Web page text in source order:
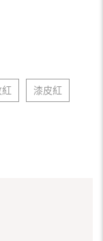
紅 漆皮紅